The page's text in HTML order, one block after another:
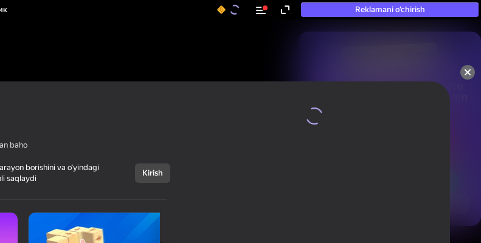
Reklamani o‘chirish
50+ eng yaxshi o‘yinlar, hatto
«o‘ynamaydigan» odamlar ham
Bekor qilish
Кубик 6+
Kazual
baho
borishini va o‘yindagi
saqlaydi
Kirish